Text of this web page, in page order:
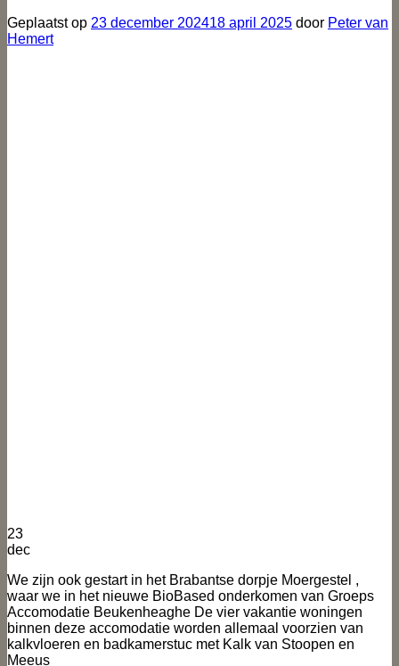
Geplaatst op 23 december 202418 april 2025 door Peter van
Hemert
23
dec
We zijn ook gestart in het Brabantse dorpje Moergestel ,
waar we in het nieuwe BioBased onderkomen van Groeps
Accomodatie Beukenheaghe De vier vakantie woningen
binnen deze accomodatie worden allemaal voorzien van
kalkvloeren en badkamerstuc met Kalk van Stoopen en
Meeus